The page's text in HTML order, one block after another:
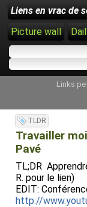
Liens en vrac de
Picture wall
Links
TLDR
Travailler
Pavé
TL;DR
R. pour le lien)
EDIT:
http://